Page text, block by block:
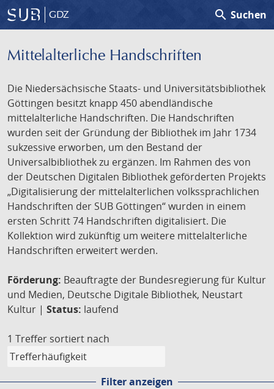
GDZ search Suchen
Mittelalterliche Handschriften
Die Niedersächsische Staats- und Universitätsbibliothek
Göttingen besitzt knapp 450 abendländische
mittelalterliche Handschriften. Die Handschriften
wurden seit der Gründung der Bibliothek im Jahr 1734
sukzessive erworben, um den Bestand der
Universalbibliothek zu ergänzen. Im Rahmen des von
der Deutschen Digitalen Bibliothek geförderten Projekts
„Digitalisierung der mittelalterlichen volkssprachlichen
Handschriften der SUB Göttingen“ wurden in einem
ersten Schritt 74 Handschriften digitalisiert. Die
Kollektion wird zukünftig um weitere mittelalterliche
Handschriften erweitert werden.
Förderung: Beauftragte der Bundesregierung für Kultur
und Medien, Deutsche Digitale Bibliothek, Neustart
Kultur | Status: laufend
1 Treffer sortiert nach
Filter anzeigen